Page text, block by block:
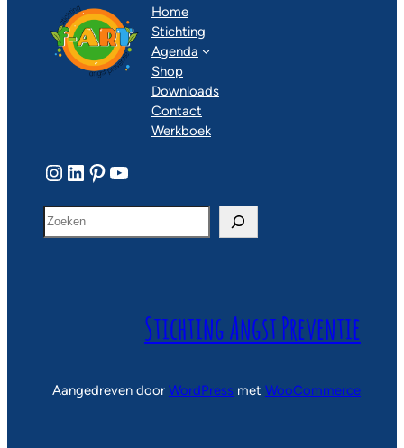
Home
Stichting
Agenda
Shop
Downloads
Contact
Werkboek
Instagram LinkedIn Pinterest YouTube
Z
o
Stichting Angst Preventie
Aangedreven door WordPress met WooCommerce